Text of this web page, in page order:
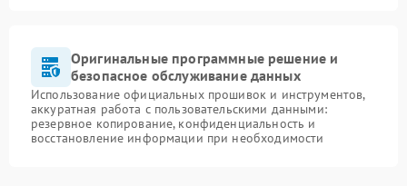
Оригинальные программные решение и
безопасное обслуживание данных
Использование официальных прошивок и инструментов,
аккуратная работа с пользовательскими данными:
резервное копирование, конфиденциальность и
восстановление информации при необходимости